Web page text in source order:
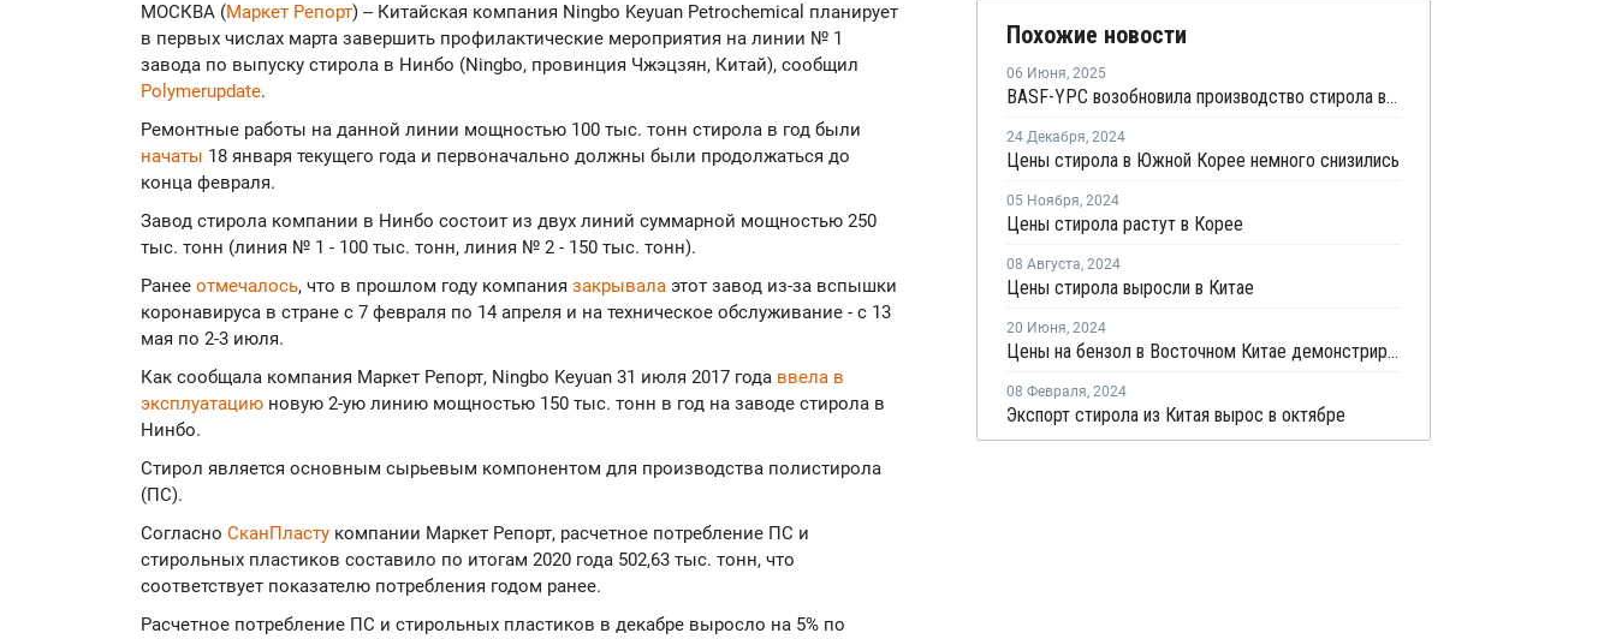
МОСКВА (Маркет Репорт) -- Китайская компания Ningbo Keyuan Petrochemical планирует
в первых числах марта завершить профилактические мероприятия на линии № 1
завода по выпуску стирола в Нинбо (Ningbo, провинция Чжэцзян, Китай), сообщил
Polymerupdate.
Ремонтные работы на данной линии мощностью 100 тыс. тонн стирола в год были
начаты 18 января текущего года и первоначально должны были продолжаться до
конца февраля.
Завод стирола компании в Нинбо состоит из двух линий суммарной мощностью 250
тыс. тонн (линия № 1 - 100 тыс. тонн, линия № 2 - 150 тыс. тонн).
Ранее отмечалось, что в прошлом году компания закрывала этот завод из-за вспышки
коронавируса в стране с 7 февраля по 14 апреля и на техническое обслуживание - с 13
мая по 2-3 июля.
Как сообщала компания Маркет Репорт, Ningbo Keyuan 31 июля 2017 года ввела в
эксплуатацию новую 2-ую линию мощностью 150 тыс. тонн в год на заводе стирола в
Нинбо.
Стирол является основным сырьевым компонентом для производства полистирола
(ПС).
Согласно СканПласту компании Маркет Репорт, расчетное потребление ПС и
стирольных пластиков составило по итогам 2020 года 502,63 тыс. тонн, что
соответствует показателю потребления годом ранее.
Расчетное потребление ПС и стирольных пластиков в декабре выросло на 5% по
Похожие новости
06 Июня, 2025
BASF-YPC возобновила производство стирола в Нанкине
24 Декабря, 2024
Цены стирола в Южной Корее немного снизились
05 Ноября, 2024
Цены стирола растут в Корее
08 Августа, 2024
Цены стирола выросли в Китае
20 Июня, 2024
Цены на бензол в Восточном Китае демонстрируют заметную тенденцию к росту
08 Февраля, 2024
Экспорт стирола из Китая вырос в октябре